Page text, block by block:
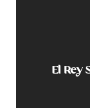
El Rey